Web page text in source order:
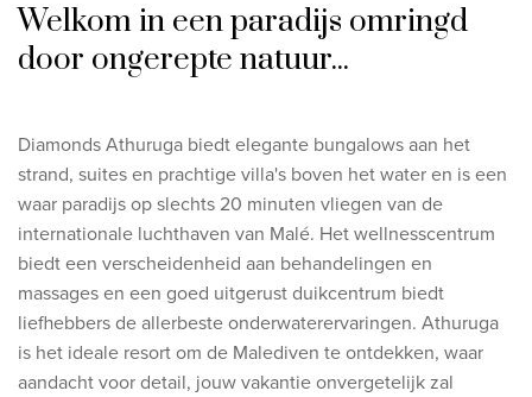
Bekijk alle vliegvakanties
Unieke rondreizen
8-daagse Emiraten Ontdekkingsreis
Fly & Drive - Kleuren van Yucatan
Ontdekking Sri Lanka
Bekijk alle rondreizen
Ontdek onze thema's
Huwelijksreis
Welkom in een paradijs omringd
door ongerepte natuur...
Diamonds Athuruga biedt elegante bungalows aan het
strand, suites en prachtige villa's boven het water en is een
waar paradijs op slechts 20 minuten vliegen van de
internationale luchthaven van Malé. Het wellnesscentrum
biedt een verscheidenheid aan behandelingen en
massages en een goed uitgerust duikcentrum biedt
liefhebbers de allerbeste onderwaterervaringen. Athuruga
is het ideale resort om de Malediven te ontdekken, waar
aandacht voor detail, jouw vakantie onvergetelijk zal